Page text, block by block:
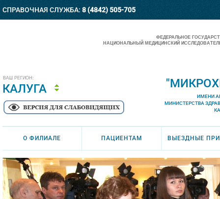
СПРАВОЧНАЯ СЛУЖБА: 8 (4842) 505-705
ВАШ РЕГИОН:
КАЛУГА
ФЕДЕРАЛЬНОЕ
НАЦИОНАЛЬНЫЙ МЕДИЦИНСКИЙ
ИМЕНИ
МИНИСТЕРСТВА
О ФИЛИАЛЕ ПАЦИЕНТАМ ВЫЕЗДНЫЕ